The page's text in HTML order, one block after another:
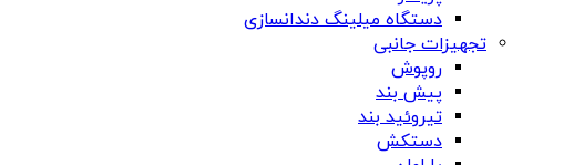
دستگاه میلینگ دندانسازی
تجهیزات جانبی
روپوش
پیش بند
تیروئید بند
دستکش